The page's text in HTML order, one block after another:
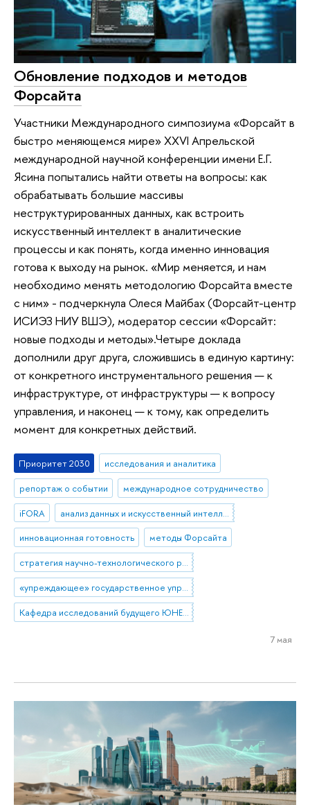
Обновление подходов и методов
Форсайта
Участники Международного симпозиума «Форсайт в
быстро меняющемся мире» XXVI Апрельской
международной научной конференции имени Е.Г.
Ясина попытались найти ответы на вопросы: как
обрабатывать большие массивы
неструктурированных данных, как встроить
искусственный интеллект в аналитические
процессы и как понять, когда именно инновация
готова к выходу на рынок. «Мир меняется, и нам
необходимо менять методологию Форсайта вместе
с ним» - подчеркнула Олеся Майбах (Форсайт-центр
ИСИЭЗ НИУ ВШЭ), модератор сессии «Форсайт:
новые подходы и методы».Четыре доклада
дополнили друг друга, сложившись в единую картину:
от конкретного инструментального решения — к
инфраструктуре, от инфраструктуры — к вопросу
управления, и наконец — к тому, как определить
момент для конкретных действий.
Приоритет 2030
исследования и аналитика
репортаж о событии
международное сотрудничество
iFORA
инновационная готовность
методы Форсайта
стратегия научно-технологического развития
«упреждающее» государственное управление
Кафедра исследований будущего ЮНЕСКО
7 мая